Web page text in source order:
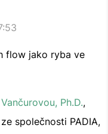
flow jako ryba ve
Ph.D.,
společnosti PADIA,